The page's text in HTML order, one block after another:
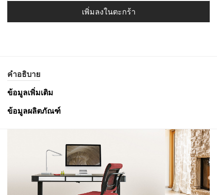
เพิ่มลงในตะกร้า
คำอธิบาย
ข้อมูลเพิ่มเติม
ข้อมูลผลิตภัณฑ์